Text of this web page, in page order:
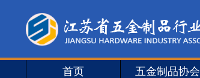
首页 五金制品协会